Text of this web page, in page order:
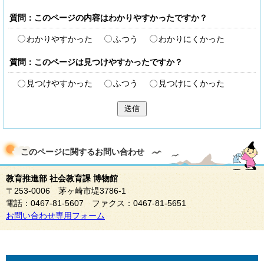
質問：このページの内容はわかりやすかったですか？
わかりやすかった ふつう わかりにくかった
質問：このページは見つけやすかったですか？
見つけやすかった ふつう 見つけにくかった
送信
このページに関するお問い合わせ
教育推進部 社会教育課 博物館
〒253-0006 茅ヶ崎市堤3786-1
電話：0467-81-5607 ファクス：0467-81-5651
お問い合わせ専用フォーム